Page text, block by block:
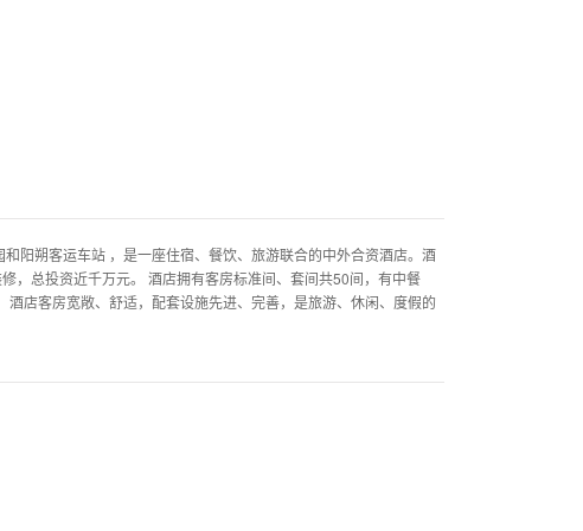
阳朔客运车站 ，是一座住宿、餐饮、旅游联合的中外合资酒店。酒
，总投资近千万元。 酒店拥有客房标准间、套间共50间，有中餐
店客房宽敞、舒适，配套设施先进、完善，是旅游、休闲、度假的